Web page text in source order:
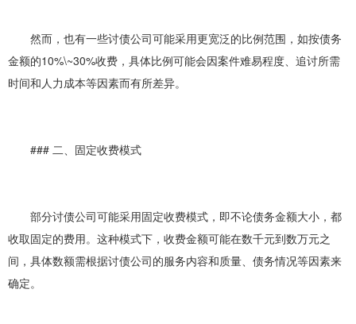
然而，也有一些讨债公司可能采用更宽泛的比例范围，如按债务
金额的10%\~30%收费，具体比例可能会因案件难易程度、追讨所需
时间和人力成本等因素而有所差异。
### 二、固定收费模式
部分讨债公司可能采用固定收费模式，即不论债务金额大小，都
收取固定的费用。这种模式下，收费金额可能在数千元到数万元之
间，具体数额需根据讨债公司的服务内容和质量、债务情况等因素来
确定。